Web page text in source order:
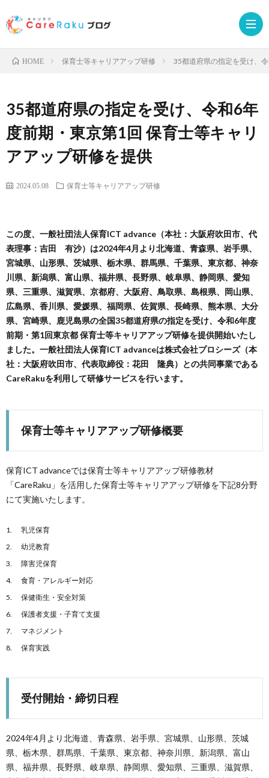
サ
ト
ロ
イ
ン
HOME 保育士等キャリアアップ研修 35都道府県の指定を受け、
35都道府県の指定を受け、令和6年
度前期・東京第1回 保育士等キャリ
アアップ研修を提供
2024.05.08 保育士等キャリアアップ研修
この度、一般社団法人保育ICT advance（本社：大阪府吹田市、代
表理事：吉田 有沙）は2024年4月より北海道、青森県、岩手県、
宮城県、山形県、茨城県、栃木県、群馬県、千葉県、東京都、神奈
川県、新潟県、富山県、福井県、長野県、岐阜県、静岡県、愛知
県、三重県、滋賀県、京都府、大阪府、鳥取県、島根県、岡山県、
広島県、香川県、愛媛県、福岡県、佐賀県、長崎県、熊本県、大分
県、宮崎県、鹿児島県の全国35都道府県の指定を受け、令和6年度
前期・第1回東京都 保育士等キャリアアップ研修を提供開始いたし
ました。一般社団法人保育ICT advanceは株式会社プロシーズ（本
社：大阪府吹田市、代表取締役：花田 隆典）との共同事業である
CareRakuを利用して研修サービスを行います。
保育士等キャリアアップ研修概要
保育ICT advanceでは保育士等キャリアアップ研修教材
「CareRaku」を活用した保育士等キャリアアップ研修を下記8分野
にて実施いたします。
乳児保育
幼児教育
障害児保育
食育・アレルギー対応
保健衛生・安全対策
保護者支援・子育て支援
マネジメント
保育実践
受付開始・締切日程
2024年4月より北海道、青森県、岩手県、宮城県、山形県、茨城
県、栃木県、群馬県、千葉県、東京都、神奈川県、新潟県、富山
県、福井県、長野県、岐阜県、静岡県、愛知県、三重県、滋賀県、